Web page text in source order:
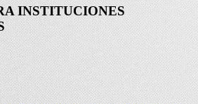
INSTITUCIONES